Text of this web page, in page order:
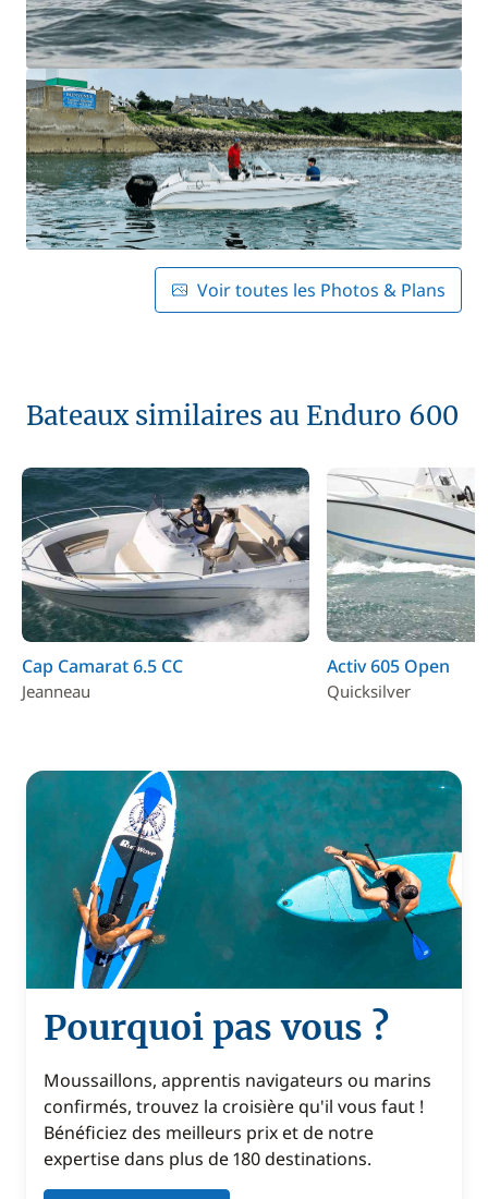
Voir toutes les Photos & Plans
Bateaux similaires au Enduro 600
Cap Camarat 6.5 CC
Jeanneau
Activ 605 Open
Quicksilver
Pourquoi pas vous ?
Moussaillons, apprentis navigateurs ou marins
confirmés, trouvez la croisière qu'il vous faut !
Bénéficiez des meilleurs prix et de notre
expertise dans plus de 180 destinations.